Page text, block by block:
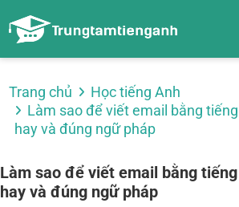
Trang chủ
Học tiếng Anh
Làm sao để viết email bằng
hay và đúng ngữ pháp
Làm sao để viết email bằng
hay và đúng ngữ pháp